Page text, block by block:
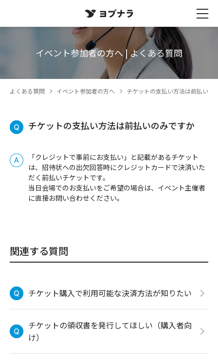
イベント参加者の方へ | よくある質問
よくある質問 イベント参加者の方へ チケットの支払い方法は前払いの
チケットの支払い方法は前払いのみですか
「クレジットで事前にお支払い」と記載があるチケット
は、招待状への出欠回答時にクレジットカードで決済いた
だく前払いチケットです。
当日会場でのお支払いをご希望の場合は、イベント主催者
に直接お問い合わせください。
関連する質問
チケット購入で利用可能な決済方法が知りたい
チケットの領収書を発行してほしい（購入者向
け）